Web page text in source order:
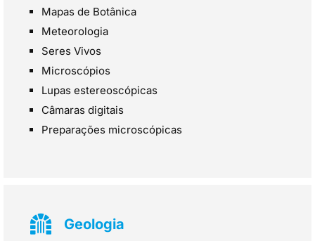
Mapas de Botânica
Meteorologia
Seres Vivos
Microscópios
Lupas estereoscópicas
Câmaras digitais
Preparações microscópicas
Geologia